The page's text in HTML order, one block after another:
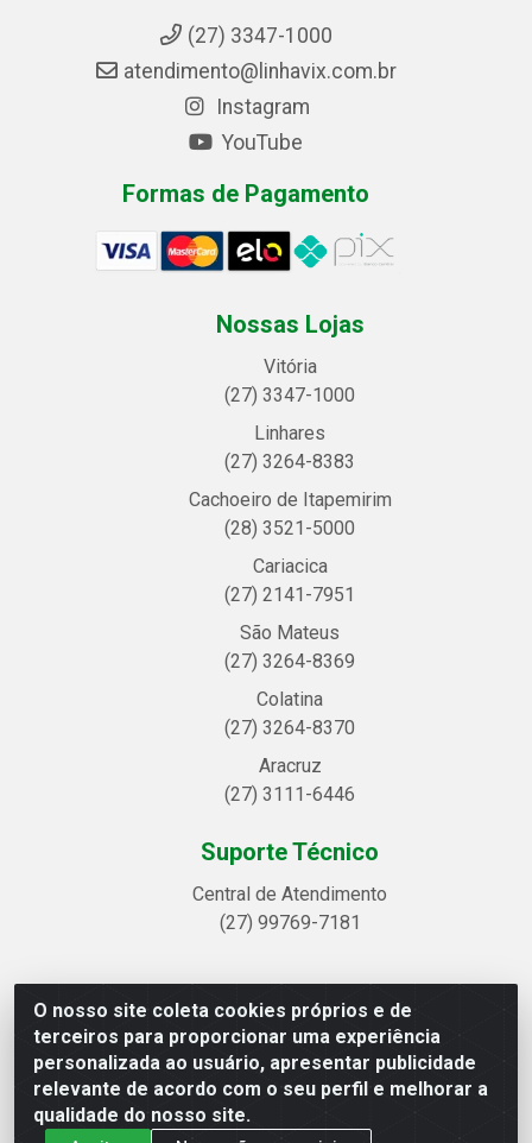
O nosso site coleta cookies próprios e de
terceiros para proporcionar uma experiência
personalizada ao usuário, apresentar publicidade
relevante de acordo com o seu perfil e melhorar a
qualidade do nosso site.
(27) 3347-1000
atendimento@linhavix.com.br
Instagram
YouTube
Formas de Pagamento
Nossas Lojas
Vitória
(27) 3347-1000
Linhares
(27) 3264-8383
Cachoeiro de Itapemirim
(28) 3521-5000
Cariacica
(27) 2141-7951
São Mateus
(27) 3264-8369
Colatina
(27) 3264-8370
Aracruz
(27) 3111-6446
Suporte Técnico
Central de Atendimento
(27) 99769-7181
Linhavix Distribuidora LTDA - Avenida Alegre, 2521 -
Quadra314 Lote 05 e 07 - Shell, Linhares/ES - CEP
29.901-605 - CNPJ 20.857.514/0001-75